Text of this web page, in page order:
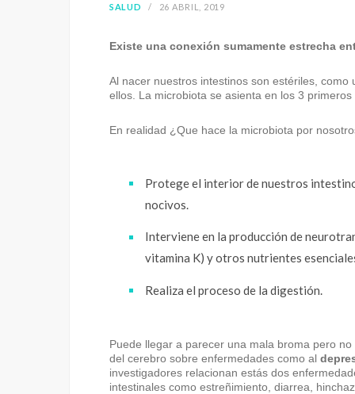
SALUD 26 ABRIL, 2019
Existe una conexión sumamente estrecha
Al nacer nuestros intestinos son estériles,
ellos. La microbiota se asienta en los 3 primeros
En realidad ¿Que hace la microbiota por
Protege el interior de nuestros
nocivos.
Interviene en la producción de
vitamina K) y otros nutrientes
Realiza el proceso de la digestión.
Puede llegar a parecer una mala broma pero
del cerebro sobre enfermedades como al
investigadores relacionan estás dos
intestinales como estreñimiento, diarrea,